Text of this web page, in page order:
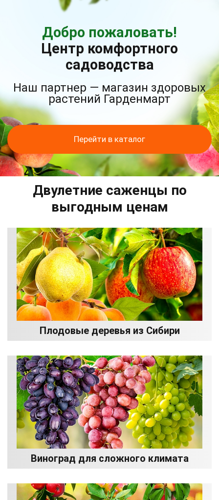
Добро пожаловать!
Центр комфортного
садоводства
Наш партнер — магазин здоровых
растений Гарденмарт
Перейти в каталог
Двулетние саженцы по
выгодным ценам
Плодовые деревья из Сибири
Виноград для сложного климата